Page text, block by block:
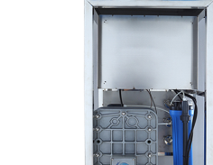
GE EDI模块维修
查看详情